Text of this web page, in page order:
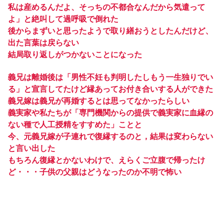
私は産めるんだよ、そっちの不都合なんだから気遣って
よ」と絶叫して過呼吸で倒れた
後からまずいと思ったようで取り繕おうとしたんだけど、
出た言葉は戻らない
結局取り返しがつかないことになった
義兄は離婚後は「男性不妊も判明したしもう一生独りでい
る」と宣言してたけど縁あってお付き合いする人ができた
義兄嫁は義兄が再婚するとは思ってなかったらしい
義実家や私たちが「専門機関からの提供で義実家に血縁の
ない種で人工授精をすすめた」ことと
今、元義兄嫁が子連れで復縁するのと，結果は変わらない
と言い出した
もちろん復縁とかないわけで、えらくご立腹で帰ったけ
ど・・・子供の父親はどうなったのか不明で怖い